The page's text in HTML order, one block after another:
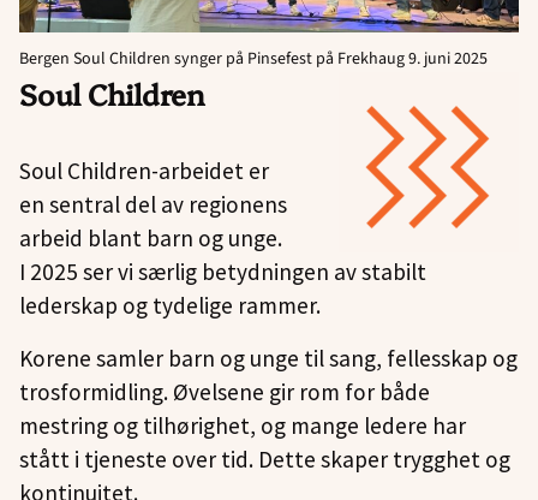
Bergen Soul Children synger på Pinsefest på Frekhaug 9. juni 2025
Soul Children
Soul Children-arbeidet er
en sentral del av regionens
arbeid blant barn og unge.
I 2025 ser vi særlig betydningen av stabilt
lederskap og tydelige rammer.
Korene samler barn og unge til sang, fellesskap og
trosformidling. Øvelsene gir rom for både
mestring og tilhørighet, og mange ledere har
stått i tjeneste over tid. Dette skaper trygghet og
kontinuitet.